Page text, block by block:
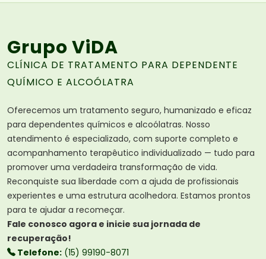
Grupo ViDA
CLÍNICA DE TRATAMENTO PARA DEPENDENTE
QUÍMICO E ALCOÓLATRA
Oferecemos um tratamento seguro, humanizado e eficaz
para dependentes químicos e alcoólatras. Nosso
atendimento é especializado, com suporte completo e
acompanhamento terapêutico individualizado — tudo para
promover uma verdadeira transformação de vida.
Reconquiste sua liberdade com a ajuda de profissionais
experientes e uma estrutura acolhedora. Estamos prontos
para te ajudar a recomeçar.
Fale conosco agora e inicie sua jornada de
recuperação!
Telefone: (15) 99190-8071